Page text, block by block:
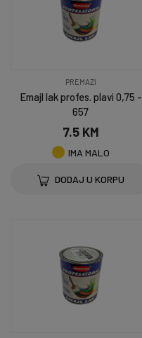
PREMAZI
Emajl lak profes. plavi 0,75 -
657
7.5 KM
IMA MALO
DODAJ U KORPU